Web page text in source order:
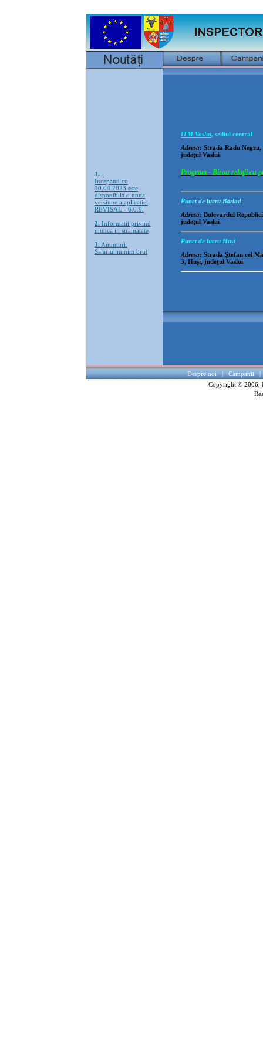
Incepand cu
10.04.2023 este
disponibila o noua
versiune a aplicatiei
REVISAL - 6.0.9.
munca in strainatate
Salariul minim brut
stabilit conform H.
ITM Vaslui, sediul central
Adresa: Strada Radu Negru,
judeţul Vaslui
Program - Birou relații cu
Punct de lucru Bârlad
Adresa: Bulevardul
judeţul Vaslui
Punct de lucru Huși
Adresa: Strada Ştefan cel
3, Huşi, judeţul Vaslui
Despre noi|Campanii
Copyright © 2006,